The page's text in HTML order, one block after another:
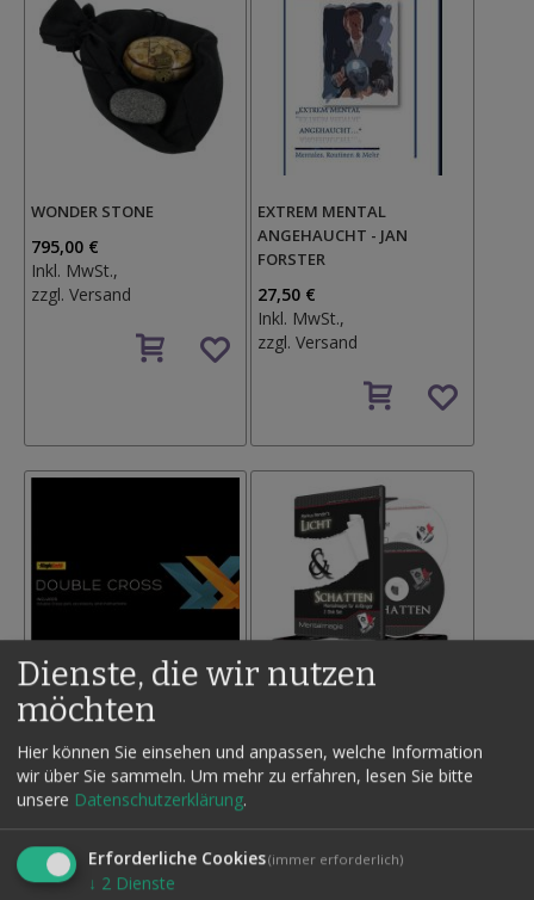
WONDER STONE
795,00 €
Inkl. MwSt.,
zzgl. Versand
den
EXTREM MENTAL
ANGEHAUCHT - JAN
FORSTER
27,50 €
Inkl. MwSt.,
zzgl.Versand
den
DOUBLE CROSS - BY MAGIC
SMITH
69,95 €
Inkl. MwSt.,
zzgl.Versand
Auf
- MENTALMAGIE FÜR
ANFÄNGER
Inkl. MwSt.,
zzgl.Versand
Dienste, die wir nutzen
möchten
Hier können Sie einsehen und anpassen, welche Information
wir über Sie sammeln. Um mehr zu erfahren, lesen Sie bitte
unsere Datenschutzerklärung.
Erforderliche Cookies(immer erforderlich)
↓ 2 Dienste